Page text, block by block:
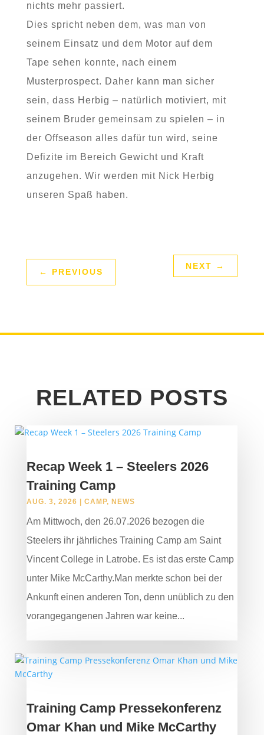
nichts mehr passiert.
Dies spricht neben dem, was man von
seinem Einsatz und dem Motor auf dem
Tape sehen konnte, nach einem
Musterprospect. Daher kann man sicher
sein, dass Herbig – natürlich motiviert, mit
seinem Bruder gemeinsam zu spielen – in
der Offseason alles dafür tun wird, seine
Defizite im Bereich Gewicht und Kraft
anzugehen. Wir werden mit Nick Herbig
unseren Spaß haben.
← PREVIOUS
NEXT →
RELATED POSTS
Recap Week 1 – Steelers 2026
Training Camp
AUG. 3, 2026 CAMP, NEWS
Am Mittwoch, den 26.07.2026 bezogen die
Steelers ihr jährliches Training Camp am Saint
Vincent College in Latrobe. Es ist das erste Camp
unter Mike McCarthy.Man merkte schon bei der
Ankunft einen anderen Ton, denn unüblich zu den
vorangegangenen Jahren war keine...
Training Camp Pressekonferenz
Omar Khan und Mike McCarthy